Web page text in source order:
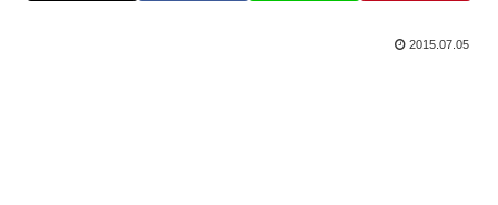
2015.07.05